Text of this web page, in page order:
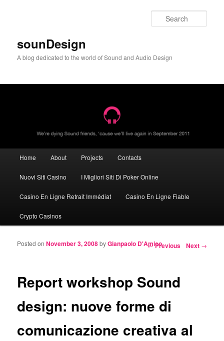
sounDesign
A blog dedicated to the world of Sound and Audio Design
Skip to primary content
Skip to secondary content
Home About Projects Contacts
Nuovi Siti Casino I Migliori Siti Di Poker Online
Casino En Ligne Retrait Immédiat Casino En Ligne Fiable
Crypto Casinos
Post navigation
←Previous Next →
Report workshop Sound
design: nuove forme di
comunicazione creativa al
Posted onNovember 3, 2008byGianpaolo D'Amico